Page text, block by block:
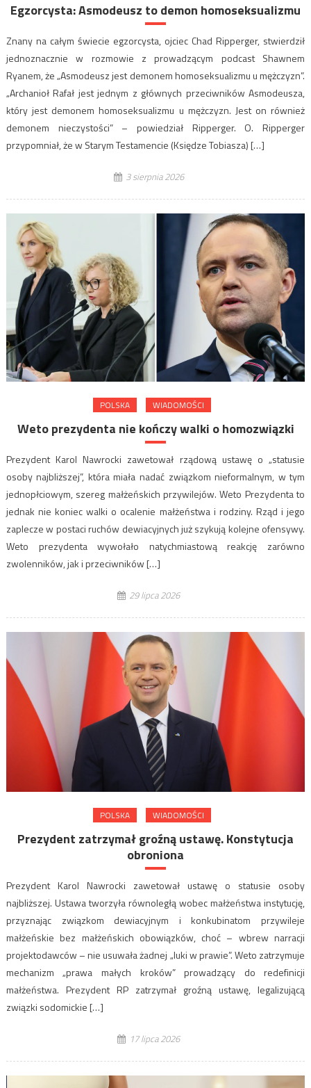
Egzorcysta: Asmodeusz to demon homoseksualizmu
Znany na całym świecie egzorcysta, ojciec Chad Ripperger, stwierdził
jednoznacznie w rozmowie z prowadzącym podcast Shawnem
Ryanem, że „Asmodeusz jest demonem homoseksualizmu u mężczyzn”.
„Archanioł Rafał jest jednym z głównych przeciwników Asmodeusza,
który jest demonem homoseksualizmu u mężczyzn. Jest on również
demonem nieczystości” – powiedział Ripperger. O. Ripperger
przypomniał, że w Starym Testamencie (Księdze Tobiasza) […]
3 sierpnia 2026
POLSKA WIADOMOŚCI
Weto prezydenta nie kończy walki o homozwiązki
Prezydent Karol Nawrocki zawetował rządową ustawę o „statusie
osoby najbliższej”, która miała nadać związkom nieformalnym, w tym
jednopłciowym, szereg małżeńskich przywilejów. Weto Prezydenta to
jednak nie koniec walki o ocalenie małżeństwa i rodziny. Rząd i jego
zaplecze w postaci ruchów dewiacyjnych już szykują kolejne ofensywy.
Weto prezydenta wywołało natychmiastową reakcję zarówno
zwolenników, jak i przeciwników […]
29 lipca 2026
POLSKA WIADOMOŚCI
Prezydent zatrzymał groźną ustawę. Konstytucja
obroniona
Prezydent Karol Nawrocki zawetował ustawę o statusie osoby
najbliższej. Ustawa tworzyła równoległą wobec małżeństwa instytucję,
przyznając związkom dewiacyjnym i konkubinatom przywileje
małżeńskie bez małżeńskich obowiązków, choć – wbrew narracji
projektodawców – nie usuwała żadnej „luki w prawie”. Weto zatrzymuje
mechanizm „prawa małych kroków” prowadzący do redefinicji
małżeństwa. Prezydent RP zatrzymał groźną ustawę, legalizującą
związki sodomickie […]
17 lipca 2026